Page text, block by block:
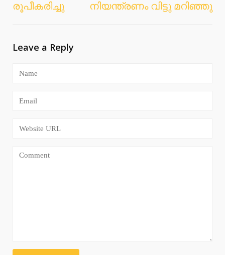
രൂപീകരിച്ചു
നിയന്ത്രണം വിട്ടു മറിഞ്ഞു
Leave a Reply